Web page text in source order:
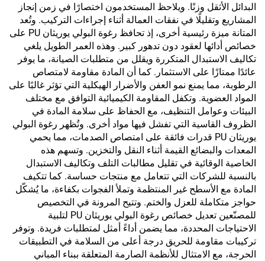
البدائل الأثقل وزنًا. ويلاحظ المستخدمون اختصارًا في زمن إنجاز
المشاريع وتقليلًا في نفقات العمالة أثناء إجراءات التركيب. وتُعد
المتانة ميزة رئيسية أخرى، إذ تحافظ رغوة البولي يوريثان PU على
خصائص أدائها لعقود دون تدهور كبير. وهذه العمر الطويل يلغي
تكاليف الاستبدال المتكررة ويقلل من متطلبات الصيانة، ما يوفر
عائدًا ممتازًا على الاستثمار. كما أن المادة مقاومة لامتصاص
الرطوبة، مما يمنع نمو العفن والأضرار الهيكلية التي تؤثر غالبًا على
المواد العضوية. وتكفل المقاومة الكيميائية التوافق مع مختلف
البيئات وعوامل التنظيف، مع الحفاظ على سلامة المادة في
الظروف القاسية التي تفشل فيها مواد أخرى. وتُظهر رغوة البولي
يوريثان PU قدرات فائقة على امتصاص الصدمات، مما يحمي
المعدات والبضائع القيمة أثناء النقل والتخزين. وتسهم هذه
الخاصية الوقائية في تقليل مطالبات التلف وتكاليف الاستبدال
بالنسبة للشركات التي تتعامل مع منتجات حساسة. كما تتكيف
المادة مع الأسطح غير المنتظمة وتملأ الفجوات بكفاءة، ما يُشكّل
حواجز متكاملة للعزل والختم. وتتيح المرونة في التخصيص
للمصنّعين تعديل خصائص رغوة البولي يوريثان PU لتلبية
الاحتياجات المحددة، مما يضمن أداءً أمثل لمتطلبات فريدة. وتوفر
تركيبات مقاومة للحريق درجة أعلى من السلامة في التطبيقات
الحرجة، مع الامتثال للأنظمة الصارمة المتعلقة ببناء المباني